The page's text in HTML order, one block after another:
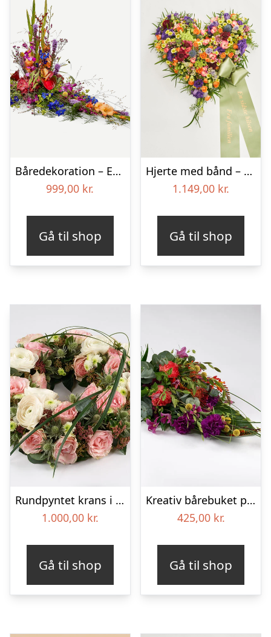
Båredekoration – Et farverigt farvel
999,00 kr.
Gå til shop
Hjerte med bånd – Floristens kreative valg
1.149,00 kr.
Gå til shop
Rundpyntet krans i lyse farver – Blomster til begravelse
1.000,00 kr.
Gå til shop
Kreativ bårebuket på stort blad – Blomster til begravelse
425,00 kr.
Gå til shop